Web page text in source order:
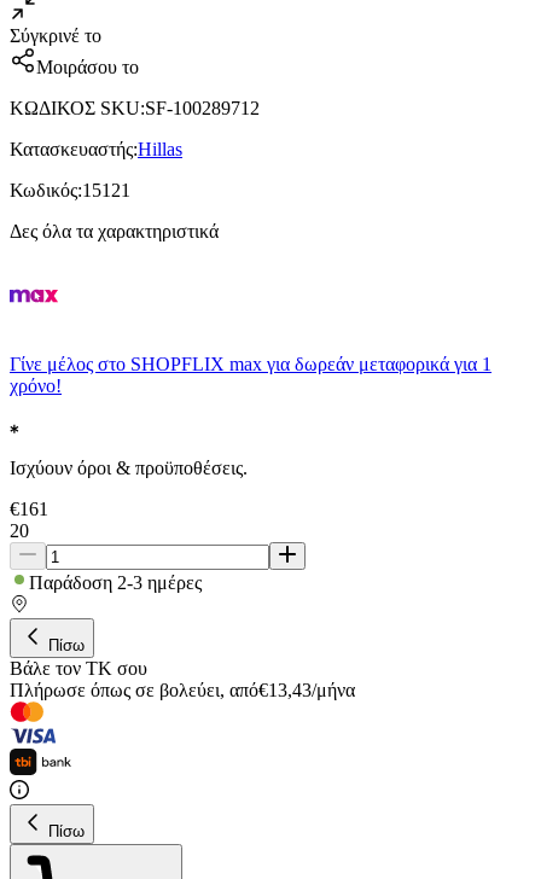
Σύγκρινέ το
Μοιράσου το
ΚΩΔΙΚΟΣ SKU:SF-100289712
Κατασκευαστής:Hillas
Κωδικός:15121
Δες όλα τα χαρακτηριστικά
Γίνε μέλος στο SHOPFLIX max για δωρεάν μεταφορικά για 1
χρόνο!
Ισχύουν όροι & προϋποθέσεις.
€161
20
Παράδοση 2-3 ημέρες
Πίσω
Βάλε τον ΤΚ σου
Πλήρωσε όπως σε βολεύει, από€13,43/μήνα
Πίσω